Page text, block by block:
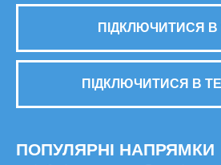
ПІДКЛЮЧИТИСЯ В
ПІДКЛЮЧИТИСЯ В
ПОПУЛЯРНІ НАПРЯМКИ